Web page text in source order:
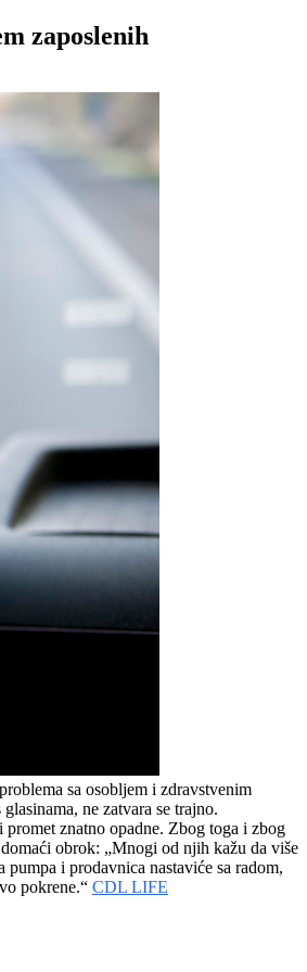
zaposlenih
sa osobljem i zdravstvenim
ne zatvara se trajno.
znatno opadne. Zbog toga i zbog
obrok: „Mnogi od njih kažu da više
i prodavnica nastaviće sa radom,
pokrene.“ CDL LIFE